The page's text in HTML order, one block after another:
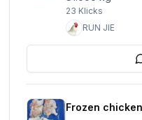
23 Klicks
RUN JIE
Frozen